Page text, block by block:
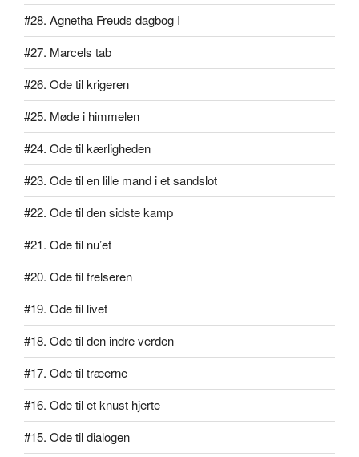
#28. Agnetha Freuds dagbog I
#27. Marcels tab
#26. Ode til krigeren
#25. Møde i himmelen
#24. Ode til kærligheden
#23. Ode til en lille mand i et sandslot
#22. Ode til den sidste kamp
#21. Ode til nu’et
#20. Ode til frelseren
#19. Ode til livet
#18. Ode til den indre verden
#17. Ode til træerne
#16. Ode til et knust hjerte
#15. Ode til dialogen